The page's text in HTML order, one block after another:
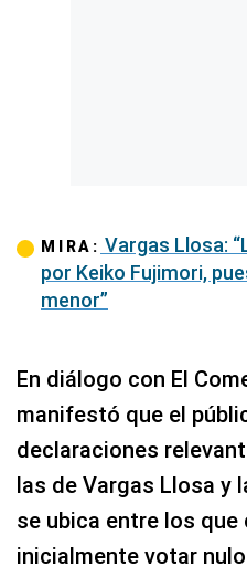
MIRA: Vargas Llosa:
por Keiko Fujimori,
menor”
En diálogo con El
manifestó que el
declaraciones
las de Vargas Llosa y
se ubica entre los que
inicialmente votar